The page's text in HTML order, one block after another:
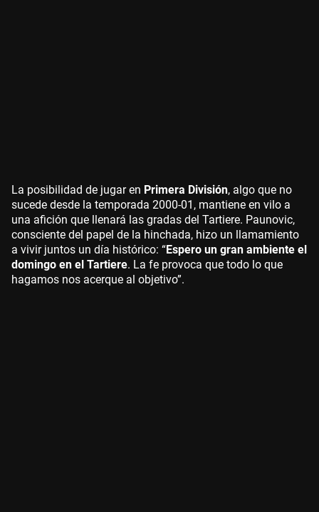
La posibilidad de jugar en Primera División, algo que no
sucede desde la temporada 2000-01, mantiene en vilo a
una afición que llenará las gradas del Tartiere. Paunovic,
consciente del papel de la hinchada, hizo un llamamiento
a vivir juntos un día histórico: “Espero un gran ambiente el
domingo en el Tartiere. La fe provoca que todo lo que
hagamos nos acerque al objetivo”.